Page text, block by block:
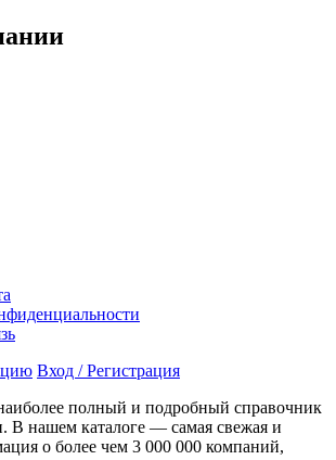
Вход / Регистрация
полный и подробный справочник
В нашем каталоге — самая свежая и
о более чем 3 000 000 компаний,